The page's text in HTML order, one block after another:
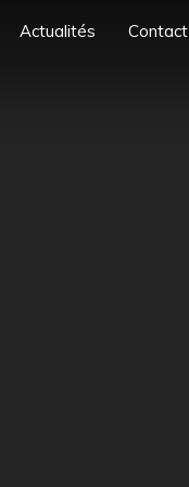
Actualités Contact